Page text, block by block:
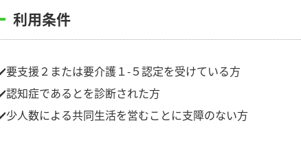
利用条件
支援２または要介護１-５認定を受けている方
知症であるとを診断された方
人数による共同生活を営むことに支障のない方